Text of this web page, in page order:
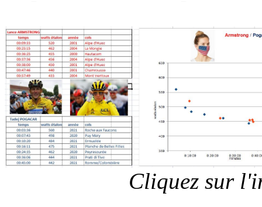
Cliquez sur